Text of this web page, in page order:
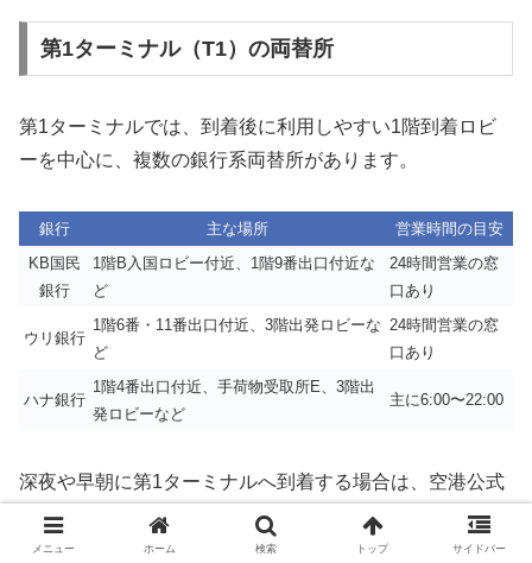
第1ターミナル（T1）の両替所
第1ターミナルでは、到着後に利用しやすい1階到着ロビ
ーを中心に、複数の銀行系両替所があります。
銀行 主な場所
営業時間の目安
KB国民
銀行
1階B入国ロビー付近、1階9番出口付近な
ど
24時間営業の窓
口あり
ウリ銀行
1階6番・11番出口付近、3階出発ロビーな
ど
24時間営業の窓
口あり
ハナ銀行
1階4番出口付近、手荷物受取所E、3階出
発ロビーなど
主に6:00〜22:00
深夜や早朝に第1ターミナルへ到着する場合は、空港公式
サイトで24時間営業と表示されている
KB国民銀行または
ウリ銀行の窓口を探すと便利です。営業時間や場所は変更
メニュー ホーム 検索 トップ サイドバー